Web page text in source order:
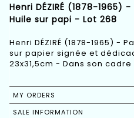
Henri DÉZIRÉ (1878-1965)
Huile sur papi - Lot 268
Henri DÉZIRÉ (1878-1965) -
sur papier signée et
23x31,5cm - Dans son cadre
MY ORDERS
SALE INFORMATION